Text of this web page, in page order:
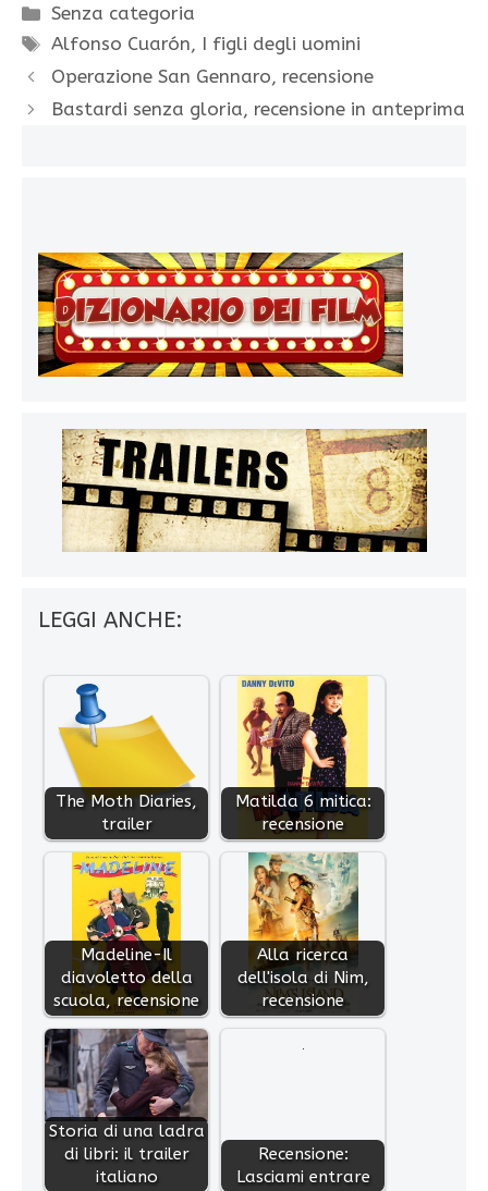
Categorie
Senza categoria
Tag
Alfonso Cuarón, I figli degli uomini
Operazione San Gennaro, recensione
Bastardi senza gloria, recensione in anteprima
LEGGI ANCHE:
The Moth Diaries,
trailer
Matilda 6 mitica:
recensione
Madeline-Il
diavoletto della
scuola, recensione
Alla ricerca
dell'isola di Nim,
recensione
Storia di una ladra
di libri: il trailer
italiano
Recensione:
Lasciami entrare